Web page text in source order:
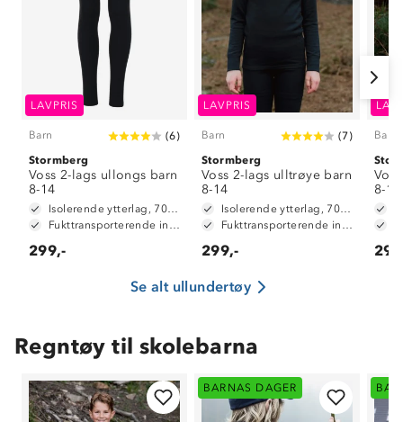
LAVPRIS
Barn (6)
Stormberg
Voss 2-lags ullongs barn
8-14
Isolerende ytterlag, 70% merinoull / 30% polyester
Fukttransporterende innside, 100% polyester
299,-
LAVPRIS
Barn (7)
Stormberg
Voss 2-lags ulltrøye barn
8-14
Isolerende ytterlag, 70% merinoull / 30% polyester
Fukttransporterende innside, 100% polyester
299,-
Barn
8-14
Se alt ullundertøy
Regntøy til skolebarna
BARNAS DAGER